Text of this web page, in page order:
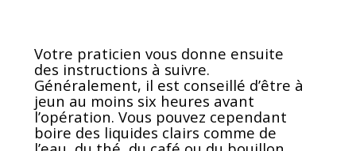
Votre praticien vous donne ensuite
des instructions à suivre.
Généralement, il est conseillé d’être à
jeun au moins six heures avant
l’opération. Vous pouvez cependant
boire des liquides clairs comme de